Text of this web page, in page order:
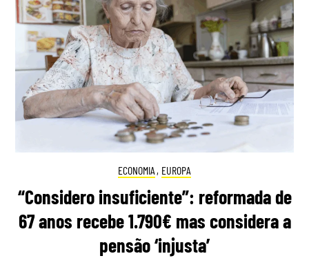
ECONOMIA , EUROPA
“Considero insuficiente”: reformada de
67 anos recebe 1.790€ mas considera a
pensão ‘injusta’